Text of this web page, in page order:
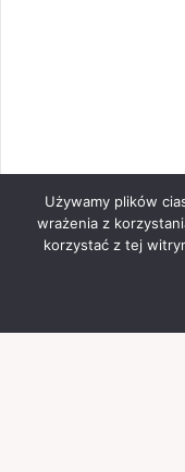
Używamy plików
wrażenia z
korzystać z tej